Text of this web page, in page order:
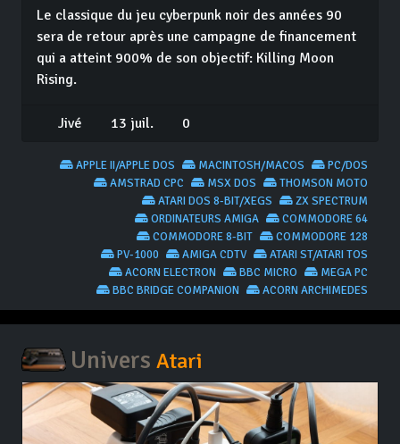
Le classique du jeu cyberpunk noir des années 90
sera de retour après une campagne de financement
qui a atteint 900% de son objectif: Killing Moon
Rising.
Jivé 13 juil. 0
PC/DOS
MACINTOSH/MACOS
APPLE II/APPLE DOS
THOMSON MOTO
MSX DOS
AMSTRAD CPC
ZX SPECTRUM
ATARI DOS 8-BIT/XEGS
COMMODORE 64
ORDINATEURS AMIGA
COMMODORE 128
COMMODORE 8-BIT
ATARI ST/ATARI TOS
AMIGA CDTV
PV-1000
MEGA PC
BBC MICRO
ACORN ELECTRON
ACORN ARCHIMEDES
BBC BRIDGE COMPANION
Univers Atari